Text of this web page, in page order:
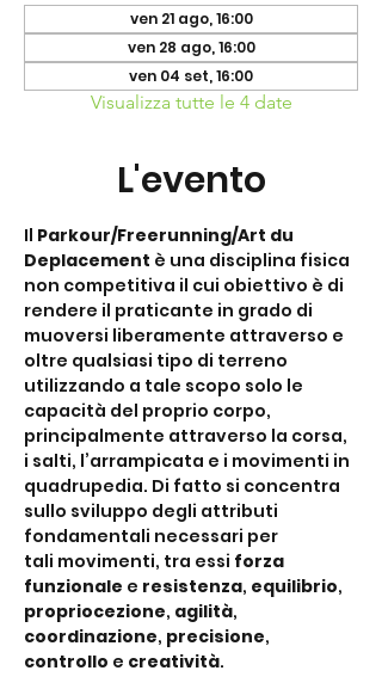
ven 21 ago, 16:00
ven 28 ago, 16:00
ven 04 set, 16:00
Visualizza tutte le 4 date
L'evento
Il Parkour/Freerunning/Art du
Deplacement è una disciplina fisica
non competitiva il cui obiettivo è di
rendere il praticante in grado di
muoversi liberamente attraverso e
oltre qualsiasi tipo di terreno
utilizzando a tale scopo solo le
capacità del proprio corpo,
principalmente attraverso la corsa,
i salti, l’arrampicata e i movimenti in
quadrupedia. Di fatto si concentra
sullo sviluppo degli attributi
fondamentali necessari per
tali movimenti, tra essi forza
funzionale e resistenza, equilibrio,
propriocezione, agilità,
coordinazione, precisione,
controllo e creatività.